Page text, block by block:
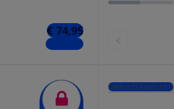
€ 74,95
2 winkels
Geluidskwaliteit